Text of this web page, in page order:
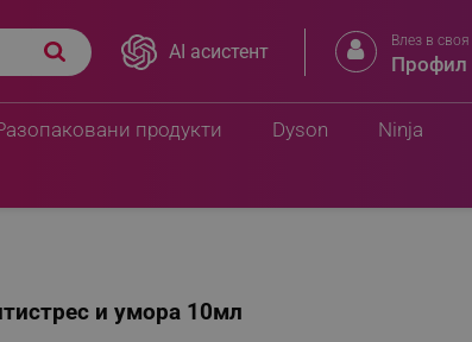
AI асистент  Влез в своя
Профил
продукти Dyson Ninja
и умора 10мл